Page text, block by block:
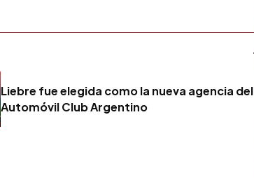
Liebre fue elegida como la nueva agencia del
Automóvil Club Argentino